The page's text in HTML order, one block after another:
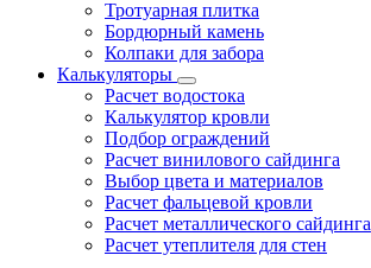
Тротуарная плитка
Бордюрный камень
Колпаки для забора
Калькуляторы
Расчет водостока
Калькулятор кровли
Подбор ограждений
Расчет винилового сайдинга
Выбор цвета и материалов
Расчет фальцевой кровли
Расчет металлического сайдинга
Расчет утеплителя для стен